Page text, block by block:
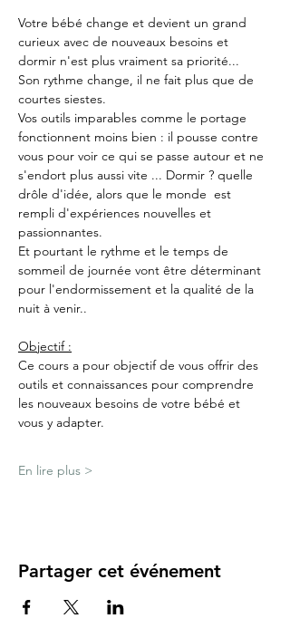
Votre bébé change et devient un grand
curieux avec de nouveaux besoins et
dormir n'est plus vraiment sa priorité...
Son rythme change, il ne fait plus que de
courtes siestes.
Vos outils imparables comme le portage
fonctionnent moins bien : il pousse contre
vous pour voir ce qui se passe autour et ne
s'endort plus aussi vite ... Dormir ? quelle
drôle d'idée, alors que le monde  est
rempli d'expériences nouvelles et
passionnantes.
Et pourtant le rythme et le temps de
sommeil de journée vont être déterminant
pour l'endormissement et la qualité de la
nuit à venir..
Objectif :
Ce cours a pour objectif de vous offrir des
outils et connaissances pour comprendre
les nouveaux besoins de votre bébé et
vous y adapter.
En lire plus >
Partager cet événement